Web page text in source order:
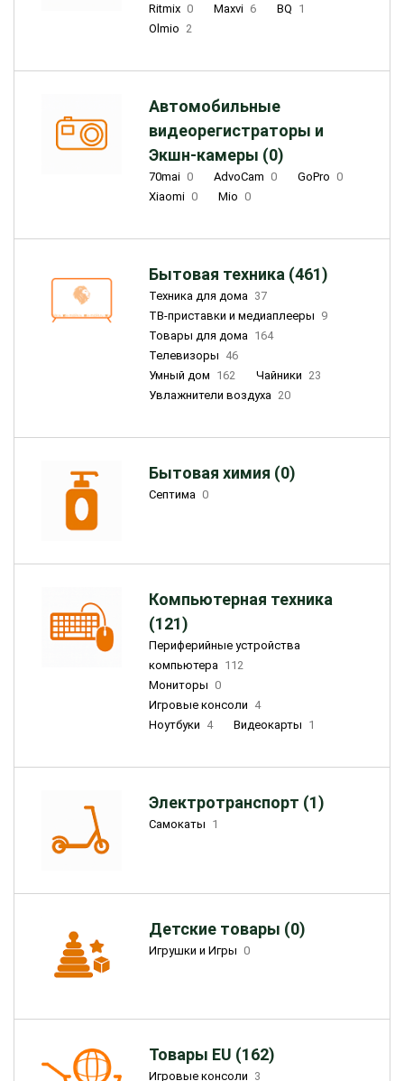
Ritmix 0 Maxvi 6 BQ 1
Olmio 2
Автомобильные
видеорегистраторы и
Экшн-камеры (0)
70mai 0 AdvoCam 0 GoPro 0
Xiaomi 0 Mio 0
Бытовая техника (461)
Техника для дома 37
ТВ-приставки и медиаплееры 9
Товары для дома 164
Телевизоры 46
Умный дом 162 Чайники 23
Увлажнители воздуха 20
Бытовая химия (0)
Септима 0
Компьютерная техника
(121)
Периферийные устройства
компьютера 112
Мониторы 0
Игровые консоли 4
Ноутбуки 4 Видеокарты 1
Электротранспорт (1)
Самокаты 1
Детские товары (0)
Игрушки и Игры 0
Товары EU (162)
Игровые консоли 3